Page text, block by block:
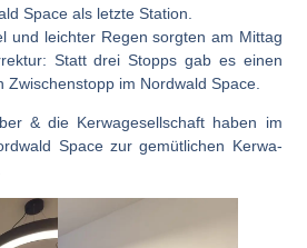
Space als letzte Station.
und leichter Regen sorgten am Mittag
Statt drei Stopps gab es einen
Zwischenstopp im Nordwald Space
& die Kerwagesellschaft haben im
Spacezur gemütlichen Kerwa-